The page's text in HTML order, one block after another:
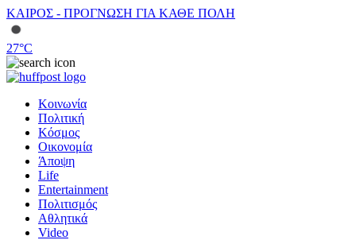
ΚΑΙΡΟΣ - ΠΡΟΓΝΩΣΗ ΓΙΑ ΚΑΘΕ ΠΟΛΗ
27°C
Κοινωνία
Πολιτική
Κόσμος
Οικονομία
Άποψη
Life
Entertainment
Πολιτισμός
Αθλητικά
Video